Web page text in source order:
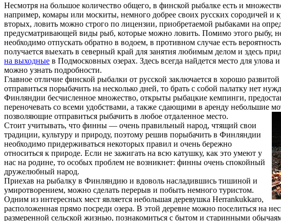
Несмотря на большое количество общего, в финской рыбалке есть и
например, комары или москиты, немного добрее своих русских сородичей и
вторых, ловить можно строго по лицензии, приобретаемой рыбаками на
предусматривающей виды рыб, которые можно ловить. Помимо этого рыбу,
необходимо отпускать обратно в водоем, в противном случае есть
получается выехать в северный край для занятия любимым делом и здесь
на выходные в Подмосковных озерах. Здесь всегда найдется место для улова
можно узнать подробности.
Главное отличие финской рыбалки от русской заключается в хорошо
отправиться порыбачить на несколько дней, то брать с собой палатку нет
Финляндии бесчисленное множество, открыты рыбацкие кемпинги,
переночевать со всеми удобствами, а также сдающими в аренду небольшие
позволяющие отправиться рыбачить в любое отдаленное место.
Стоит учитывать, что финны — очень правильный народ, чтящий свои
традиции, культуру и природу, поэтому решив порыбачить в Финляндии
необходимо придерживаться некоторых правил и очень бережно
относиться к природе. Если не зажигать на всю катушку, как это умеют у
нас на родине, то особых проблем не возникнет: финны очень спокойный
дружелюбный народ.
Приехав на рыбалку в Финляндию и вдоволь насладившись тишиной и
умиротворением, можно сделать перерыв и побыть немного туристом.
Одним из интересных мест является небольшая деревушка Herrankukkaro,
расположенная прямо посреди озера. В этой деревне можно поселиться на
размеренной сельской жизнью, познакомиться с бытом и старинными